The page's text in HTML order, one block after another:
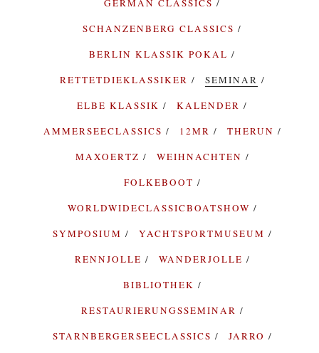
GERMAN CLASSICS
SCHANZENBERG CLASSICS
BERLIN KLASSIK POKAL
RETTETDIEKLASSIKER
SEMINAR
ELBE KLASSIK
KALENDER
AMMERSEECLASSICS
12MR
THERUN
MAXOERTZ
WEIHNACHTEN
FOLKEBOOT
WORLDWIDECLASSICBOATSHOW
SYMPOSIUM
YACHTSPORTMUSEUM
RENNJOLLE
WANDERJOLLE
BIBLIOTHEK
RESTAURIERUNGSSEMINAR
STARNBERGERSEECLASSICS
JARRO